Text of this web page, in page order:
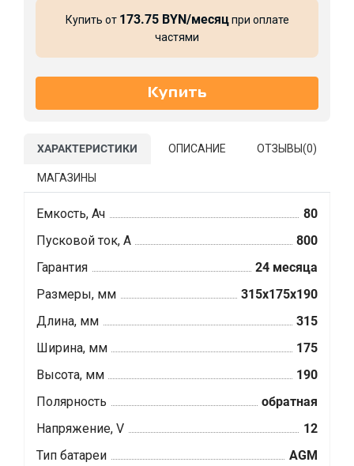
Купить от 173.75 BYN/месяцпри оплате
частями
ХАРАКТЕРИСТИКИ ОПИСАНИЕ ОТЗЫВЫ(0)
МАГАЗИНЫ
Емкость, Ач
80
Пусковой ток, А
800
Гарантия
24 месяца
Размеры, мм
315x175x190
Длина, мм
315
Ширина, мм
175
Высота, мм
190
Полярность
обратная
Напряжение, V
12
Тип батареи
AGM